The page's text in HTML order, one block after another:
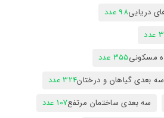
دریایی98 عدد
مسکونی355 عدد
سه بعدی گیاهان و درختان324 عدد
سه بعدی ساختمان مرتفع107 عدد